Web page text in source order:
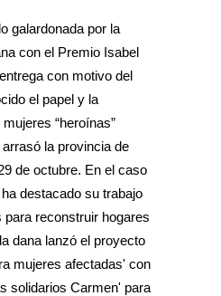
galardonada por la
con el Premio Isabel
con motivo del
el papel y la
“heroínas”
la provincia de
de octubre. En el caso
destacado su trabajo
para reconstruir hogares
dana lanzó el proyecto
mujeres afectadas' con
solidarios Carmen' para